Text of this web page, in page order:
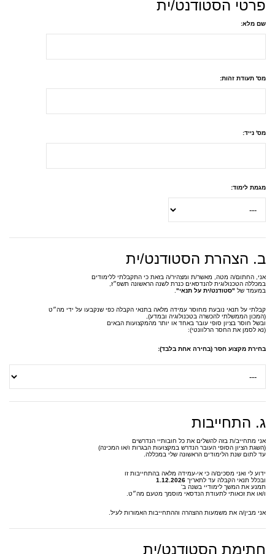
פרטי הסטודנט/ית
שם מלא:
מס' תעודת זהות:
מס' נייד:
מגמת לימוד:
ב. הצהרת הסטודנט/ית
אני, החתום/ה מטה, מאשר/ת ומצהיר/ה בזאת כי התקבלתי ללימודים
במכללה הטכנולוגית להנדסאים כנרת לשנה הראשונה תשפ״ז,
במעמד של "סטודנט/ית על תנאי"
קבלתי על תנאי נובעת מחוסר עמידה מלאה בתנאי הקבלה כפי שנקבעו על ידי מה״ט
(המכון הממשלתי להכשרה בטכנולוגיה ובמדע),
ובשל חוסר בציון סופי עובר באחד או יותר מהמקצועות הבאים
(נא לסמן את החסר הרלוונטי):
בחירת מקצוע חסר (בחירה אחת בלבד):
ג. התחייבות
אני מתחייב/ת בזה להשלים את כל חובותיי הנדרשים
(השגת הציון הסופי העובר הנדרש במקצועות הבגרות ו/או המכינה)
עד לתום שנת הלימודים הראשונה שלי במכללה.
ידוע לי ואני מסכים/ה כי אי-עמידה מלאה בהתחייבות זו
ובכלל תנאי הקבלה עד לתאריך 1.12.2026
תמנע את המשך לימודיי בשנה ב'
ו/או את זכאותי לתעודת הנדסאי מוסמך מטעם מה״ט.
אני מבין/ה את משמעות ההצהרה וההתחייבות האמורות לעיל.
חתימת הסטודנט/ית